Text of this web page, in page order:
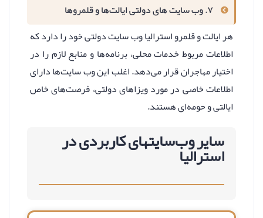
۷. وب سایت های دولتی ایالت‌ها و قلمروها
هر ایالت و قلمرو استرالیا وب سایت دولتی خود را دارد که
اطلاعات مربوط خدمات محلی، برنامه‌ها و منابع لازم را در
اختیار مهاجران قرار می‌دهد. اغلب این وب سایت‌ها دارای
اطلاعات خاصی در مورد ویزاهای دولتی، فرصت‌های خاص
ایالتی و حومه‌ای هستند.
سایر وب‌سایتهای کاربردی در
استرالیا